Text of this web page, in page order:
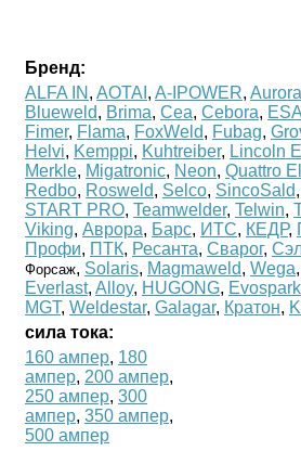
Бренд:
ALFA IN , AOTAI , A-IPOWER, Aurora
Blueweld, Brima, Cea, Cebora,
Fimer, Flama, FoxWeld, Fubag,
Helvi, Kemppi, Kuhtreiber, Lincoln
Merkle, Migatronic, Neon, Quattro
Redbo, Rosweld, Selco, SincoSald,
START PRO, Teamwelder, Telwin,
Viking, Аврора, Барс, ИТС, КЕДР,
Профи, ПТК, Ресанта, Сварог,
Форсаж, Solaris, Magmaweld, Wega,
Everlast, Alloy, HUGONG, Evospark
MGT, Weldestar, Galagar, Кратон,
сила тока:
160 ампер, 180
ампер, 200 ампер,
250 ампер, 300
ампер, 350 ампер,
500 ампер